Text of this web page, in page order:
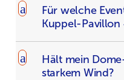
a
Für welche
Kuppel-Pavillon
a
Hält mein
starkem Wind?